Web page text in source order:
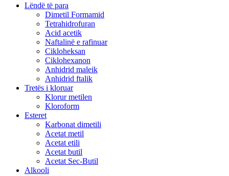
Lëndë të para
Dimetil Formamid
Tetrahidrofuran
Acid acetik
Naftalinë e rafinuar
Cikloheksan
Ciklohexanon
Anhidrid maleik
Anhidrid ftalik
Tretës i kloruar
Klorur metilen
Kloroform
Esteret
Karbonat dimetili
Acetat metil
Acetat etili
Acetat butil
Acetat Sec-Butil
Alkooli